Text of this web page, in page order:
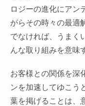
ロジーの進化にアン
がらその時々の最適
でなければ、うまく
んな取り組みを意味
お客様との関係を深
ンを加速してゆこう
葉を掲げることは、